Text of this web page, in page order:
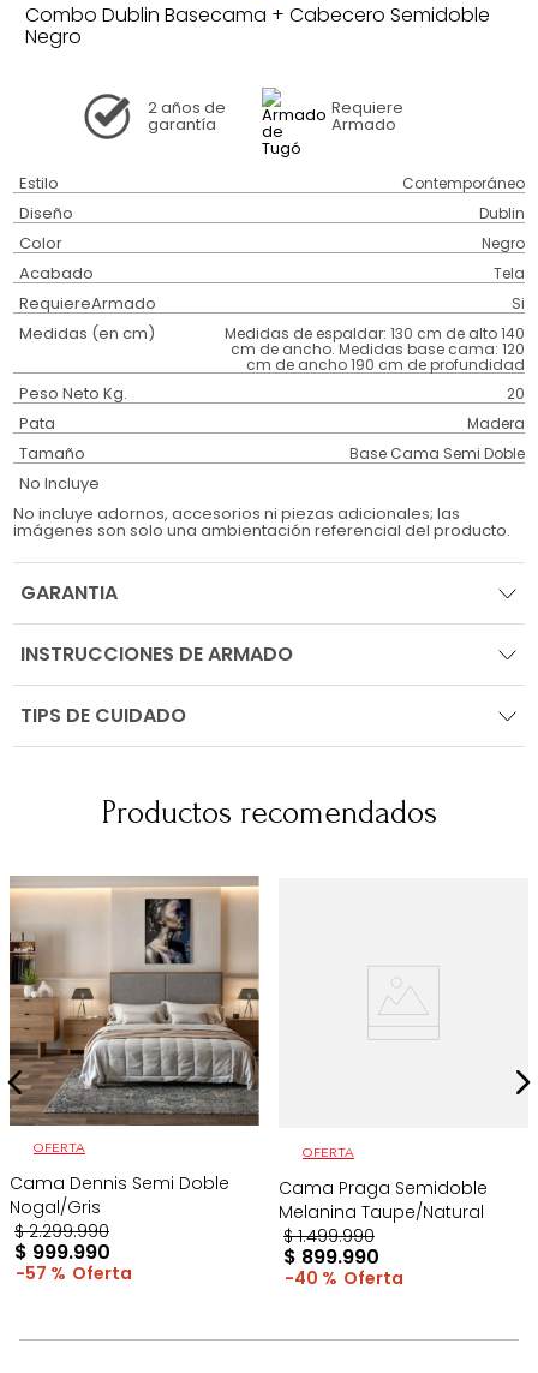
Combo Dublin Basecama + Cabecero Semidoble
Negro
2 años de
garantía
Requiere
Armado
Estilo Contemporáneo
Diseño Dublin
Color Negro
Acabado Tela
RequiereArmado Si
Medidas (en cm) Medidas de espaldar: 130 cm de alto 140
cm de ancho. Medidas base cama: 120
cm de ancho 190 cm de profundidad
Peso Neto Kg. 20
Pata Madera
Tamaño Base Cama Semi Doble
No Incluye
No incluye adornos, accesorios ni piezas adicionales; las
imágenes son solo una ambientación referencial del producto.
GARANTIA
INSTRUCCIONES DE ARMADO
TIPS DE CUIDADO
Productos recomendados
OFERTA
Cama Dennis Semi Doble
Nogal/Gris
$ 2.299.990
$ 999.990
57 %
OFERTA
Cama Praga Semidoble
Melanina Taupe/Natural
$ 1.499.990
$ 899.990
40 %